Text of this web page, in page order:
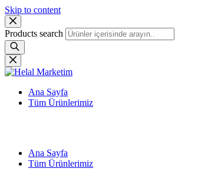
Skip to content
Products search
Ana Sayfa
Tüm Ürünlerimiz
Ana Sayfa
Tüm Ürünlerimiz